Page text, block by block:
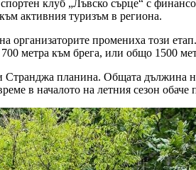
клуб „Лъвско сърце“ с
активния туризъм в региона.
промениха този
метра към брега, или общо 1500
планина. Общата дължина
в началото на летния сезон